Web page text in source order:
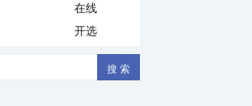
在线
开选